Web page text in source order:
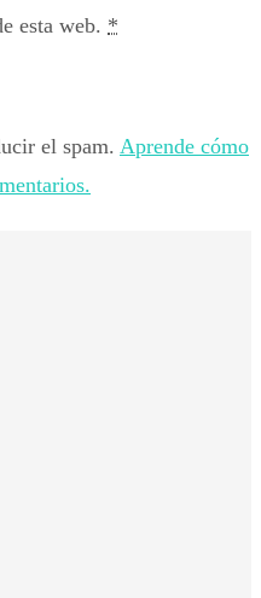
esta web. *
el spam. Aprende cómo